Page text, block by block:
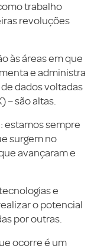
trabalho
revoluções
às áreas em que
e administra
dados voltadas
– são altas.
estamos sempre
surgem no
avançaram e
e
o potencial
por outras.
ocorre é um